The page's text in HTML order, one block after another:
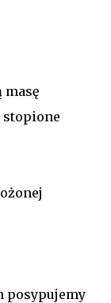
masę
stopione
posypujemy